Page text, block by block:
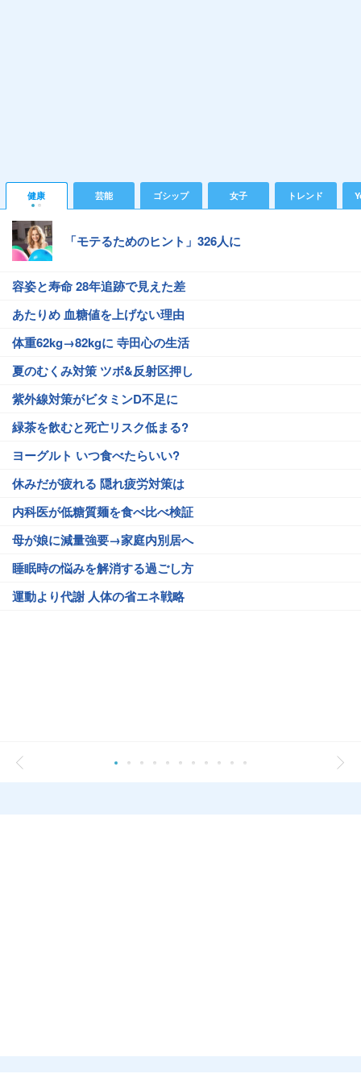
健康 芸能 ゴシップ 女子 トレンド
「モテるためのヒント」326人に
容姿と寿命 28年追跡で見えた差
あたりめ 血糖値を上げない理由
体重62kg→82kgに 寺田心の生活
夏のむくみ対策 ツボ&反射区押し
紫外線対策がビタミンD不足に
緑茶を飲むと死亡リスク低まる?
ヨーグルト いつ食べたらいい?
休みだが疲れる 隠れ疲労対策は
内科医が低糖質麺を食べ比べ検証
母が娘に減量強要→家庭内別居へ
睡眠時の悩みを解消する過ごし方
運動より代謝 人体の省エネ戦略